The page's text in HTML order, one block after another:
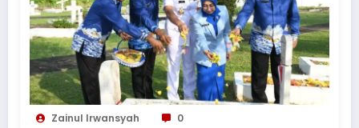
Zainul Irwansyah 0